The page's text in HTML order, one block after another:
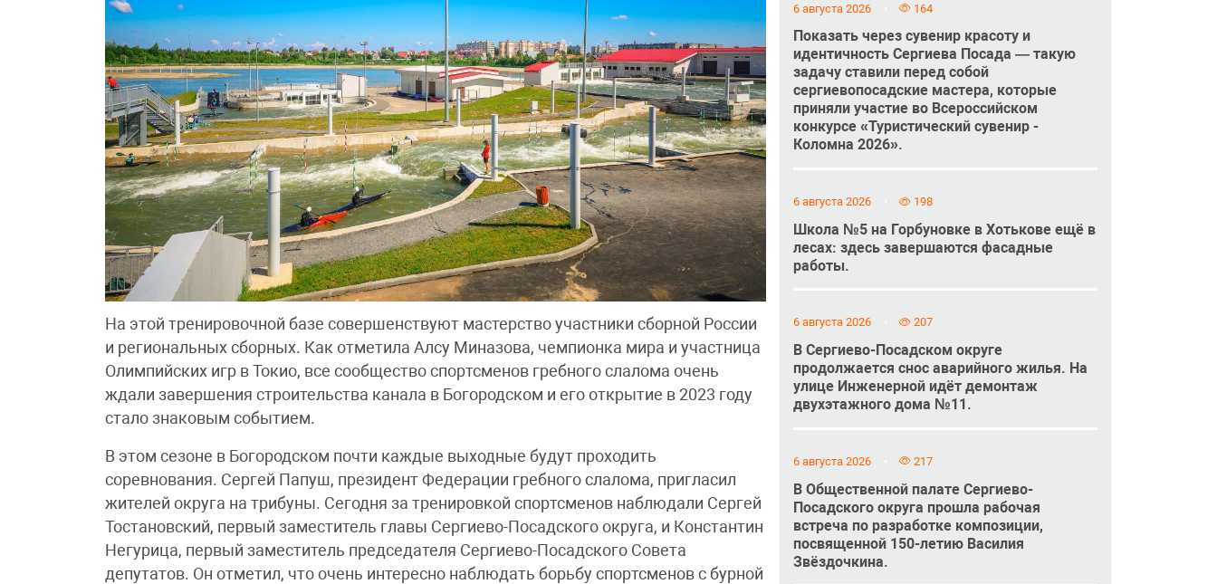
На этой тренировочной базе совершенствуют мастерство участники сборной России
и региональных сборных. Как отметила Алсу Миназова, чемпионка мира и участница
Олимпийских игр в Токио, все сообщество спортсменов гребного слалома очень
ждали завершения строительства канала в Богородском и его открытие в 2023 году
стало знаковым событием.
В этом сезоне в Богородском почти каждые выходные будут проходить
соревнования. Сергей Папуш, президент Федерации гребного слалома, пригласил
жителей округа на трибуны. Сегодня за тренировкой спортсменов наблюдали Сергей
Тостановский, первый заместитель главы Сергиево-Посадского округа, и Константин
Негурица, первый заместитель председателя Сергиево-Посадского Совета
депутатов. Он отметил, что очень интересно наблюдать борьбу спортсменов с бурной
6 августа 2026 164
Показать через сувенир красоту и
идентичность Сергиева Посада — такую
задачу ставили перед собой
сергиевопосадские мастера, которые
приняли участие во Всероссийском
конкурсе «Туристический сувенир -
Коломна 2026».
6 августа 2026 198
Школа №5 на Горбуновке в Хотькове ещё в
лесах: здесь завершаются фасадные
работы.
6 августа 2026 207
В Сергиево-Посадском округе
продолжается снос аварийного жилья. На
улице Инженерной идёт демонтаж
двухэтажного дома №11.
6 августа 2026 217
В Общественной палате Сергиево-
Посадского округа прошла рабочая
встреча по разработке композиции,
посвященной 150-летию Василия
Звёздочкина.